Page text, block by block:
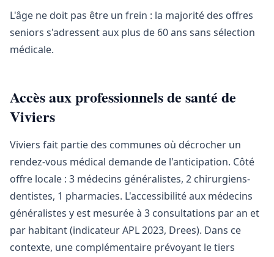
L'âge ne doit pas être un frein : la majorité des offres
seniors s'adressent aux plus de 60 ans sans sélection
médicale.
Accès aux professionnels de santé de
Viviers
Viviers fait partie des communes où décrocher un
rendez-vous médical demande de l'anticipation. Côté
offre locale : 3 médecins généralistes, 2 chirurgiens-
dentistes, 1 pharmacies. L'accessibilité aux médecins
généralistes y est mesurée à 3 consultations par an et
par habitant (indicateur APL 2023, Drees). Dans ce
contexte, une complémentaire prévoyant le tiers